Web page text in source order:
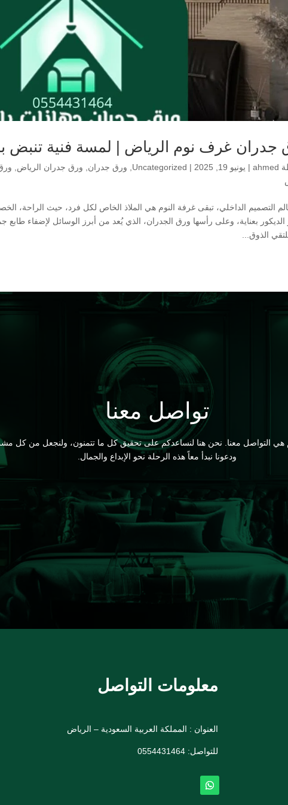
جدران غرف نوم الرياض | لمسة فنية تنبض
ahmed
| يونيو 19, 2025 |
Uncategorized
, ورق جدران, ورق جدران الرياض,
التصميم الداخلي، تبقى غرفة النوم هي الملاذ الخاص لكل فرد، حيث الراحة،
الديكور بعناية، وعلى رأسها ورق الجدران، الذي يُعد من أبرز الوسائل لإضفاء
الذوق...
تواصل معنا
التواصل معنا. نحن هنا لنساعدكم على تحقيق كل ما تتمنون، ولنجعل من كل مشروع
ودعونا نبدأ معاً هذه الرحلة نحو الإبداع والجمال.
معلومات التواصل
العنوان : المملكة العربية السعودية – الرياض
للتواصل: ⁦ 0554431464